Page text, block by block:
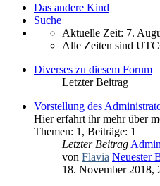
Das andere Kind
Suche
Aktuelle Zeit: 7.
Alle Zeiten sind
Diverses zu diesem Forum
Letzter Beitrag
Vorstellung des
Hier erfahrt ihr mehr über
Themen: 1 , Beiträge: 1
Letzter Beitrag
von Flavia Neuester
18. November 2018,